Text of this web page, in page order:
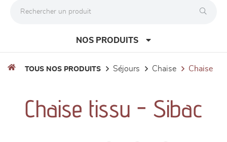
NOS PRODUITS
séjours
TOUS NOS PRODUITS séjours chaise chaise
Chaise tissu - Sibac